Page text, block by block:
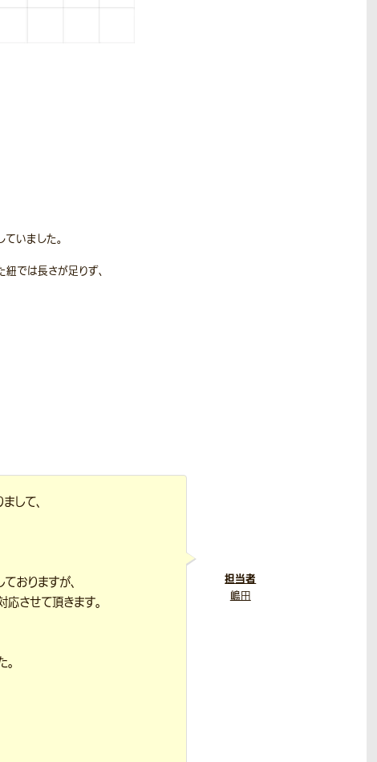
いました。
では長さが足りず、
して、
おりますが、
させて頂きます。
担当者
嶋田